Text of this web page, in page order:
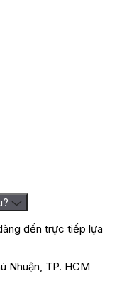
đến trực tiếp lựa
Nhuận, TP. HCM